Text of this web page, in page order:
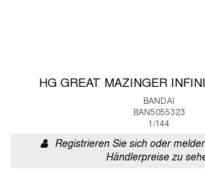
HG GREAT MAZINGER
BANDAI
BAN5055323
1/144
Registrieren Sie sich oder
Händlerpreise zu